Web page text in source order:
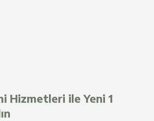
Hizmetleri ile Yeni 1